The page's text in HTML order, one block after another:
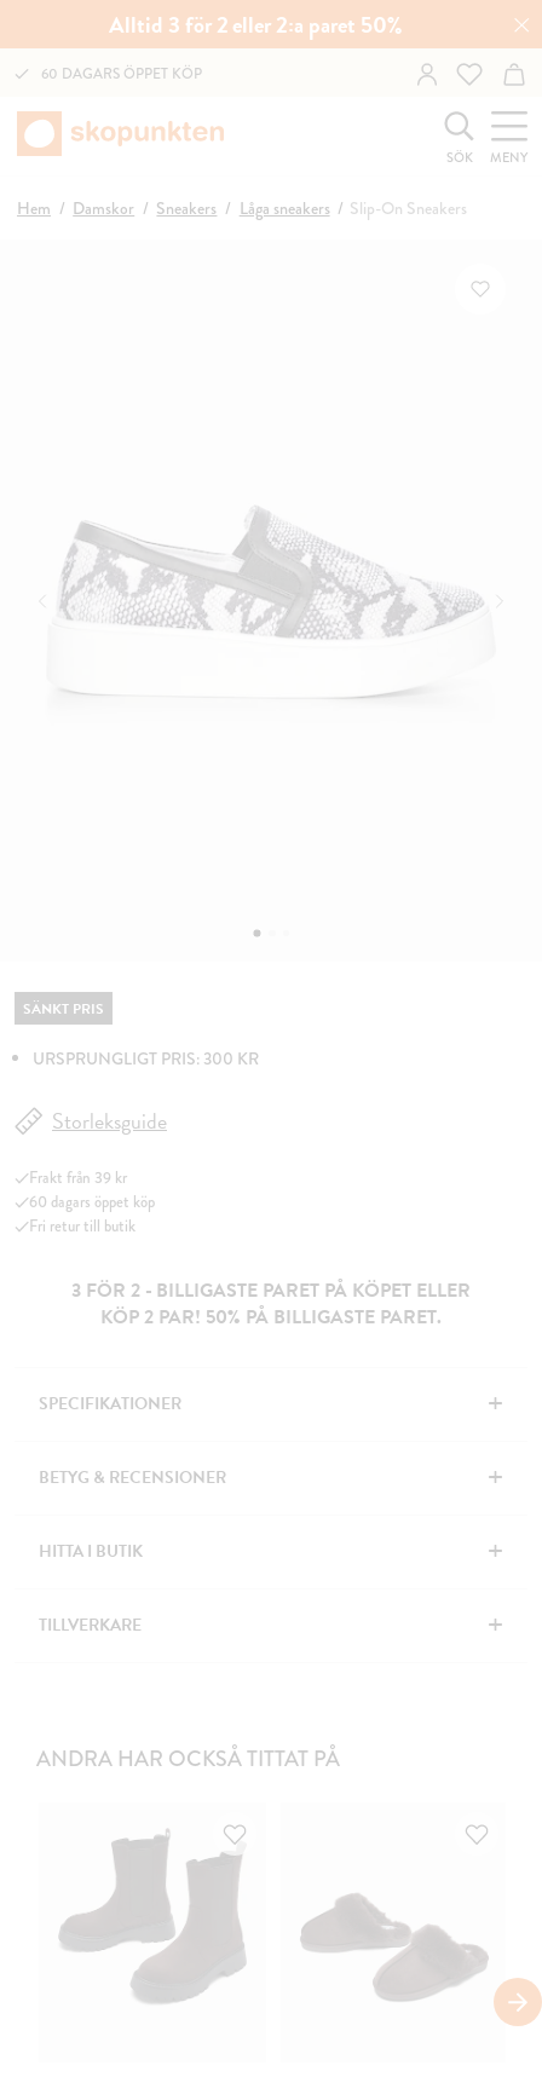
Alltid 3 för 2 eller 2:a paret 50%
60 DAGARS ÖPPET KÖP
SÖK MENY
Hem Damskor Sneakers Låga sneakers Slip-On Sneakers
SÄNKT PRIS
URSPRUNGLIGT PRIS: 300 KR
Storleksguide
Frakt från 39 kr
60 dagars öppet köp
Fri retur till butik
3 FÖR 2 - BILLIGASTE PARET PÅ KÖPET ELLER
KÖP 2 PAR! 50% PÅ BILLIGASTE PARET.
SPECIFIKATIONER +
BETYG & RECENSIONER +
HITTA I BUTIK +
TILLVERKARE +
ANDRA HAR OCKSÅ TITTAT PÅ